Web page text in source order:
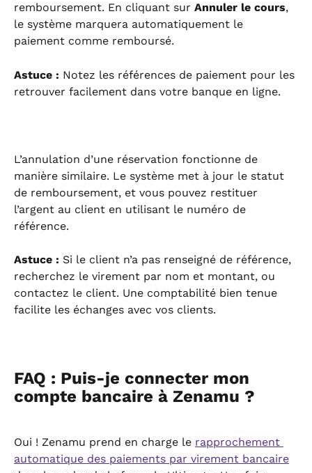
remboursement. En cliquant sur Annuler le cours,
le système marquera automatiquement le
paiement comme remboursé.
Astuce : Notez les références de paiement pour les
retrouver facilement dans votre banque en ligne.
L’annulation d’une réservation fonctionne de
manière similaire. Le système met à jour le statut
de remboursement, et vous pouvez restituer
l’argent au client en utilisant le numéro de
référence.
Astuce : Si le client n’a pas renseigné de référence,
recherchez le virement par nom et montant, ou
contactez le client. Une comptabilité bien tenue
facilite les échanges avec vos clients.
FAQ : Puis-je connecter mon
compte bancaire à Zenamu ?
Oui ! Zenamu prend en charge le rapprochement
automatique des paiements par virement bancaire